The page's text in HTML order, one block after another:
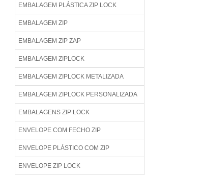
EMBALAGEM PLÁSTICA ZIP LOCK
EMBALAGEM ZIP
EMBALAGEM ZIP ZAP
EMBALAGEM ZIPLOCK
EMBALAGEM ZIPLOCK METALIZADA
EMBALAGEM ZIPLOCK PERSONALIZADA
EMBALAGENS ZIP LOCK
ENVELOPE COM FECHO ZIP
ENVELOPE PLÁSTICO COM ZIP
ENVELOPE ZIP LOCK